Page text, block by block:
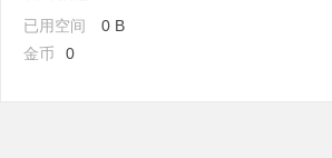
已用空间 0 B
金币
0